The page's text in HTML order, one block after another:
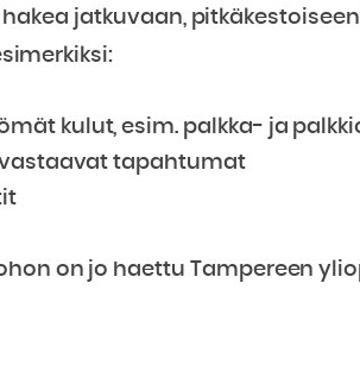
jatkuvaan,
kulut, esim. palkka- ja
tapahtumat
on jo haettu Tampereen